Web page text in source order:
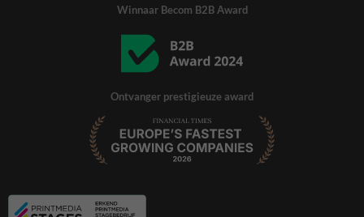
Winnaar Becom B2B Award
Ontvanger prestigieuze award